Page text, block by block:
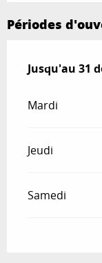
Périodes
Du2 janvier
Jusqu'au 31
Mardi
Jeudi
Samedi